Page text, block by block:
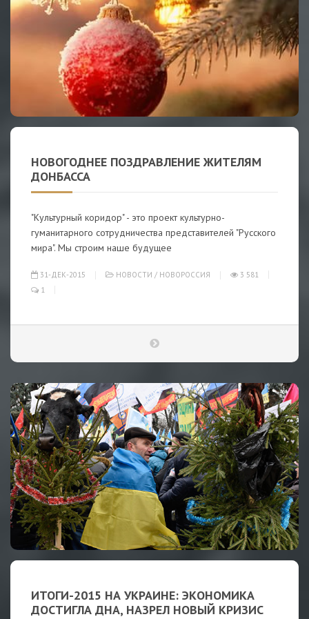
НОВОГОДНЕЕ ПОЗДРАВЛЕНИЕ ЖИТЕЛЯМ
ДОНБАССА
"Культурный коридор" - это проект культурно-
гуманитарного сотрудничества представителей "Русского
мира". Мы строим наше будущее
31-ДЕК-2015 НОВОСТИ / НОВОРОССИЯ
3 581
1
ИТОГИ-2015 НА УКРАИНЕ: ЭКОНОМИКА
ДОСТИГЛА ДНА, НАЗРЕЛ НОВЫЙ КРИЗИС